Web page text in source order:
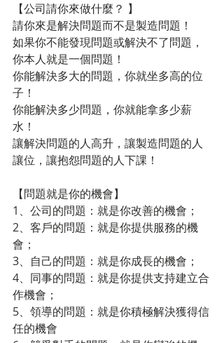
【公司請你來做什麼？ 】
請你來是解決問題而不是製造問題！
如果你不能發現問題或解決不了問題，
你本人就是一個問題！
你能解決多大的問題，你就坐多高的位
子！
你能解決多少問題，你就能拿多少薪
水！
讓解決問題的人高升，讓製造問題的人
讓位，讓抱怨問題的人下課！
【問題就是你的機會】
1、公司的問題：就是你改善的機會；
2、客戶的問題：就是你提供服務的機
會；
3、自己的問題：就是你成長的機會；
4、同事的問題：就是你提供支持建立合
作機會；
5、領導的問題：就是你積極解決獲得信
任的機會